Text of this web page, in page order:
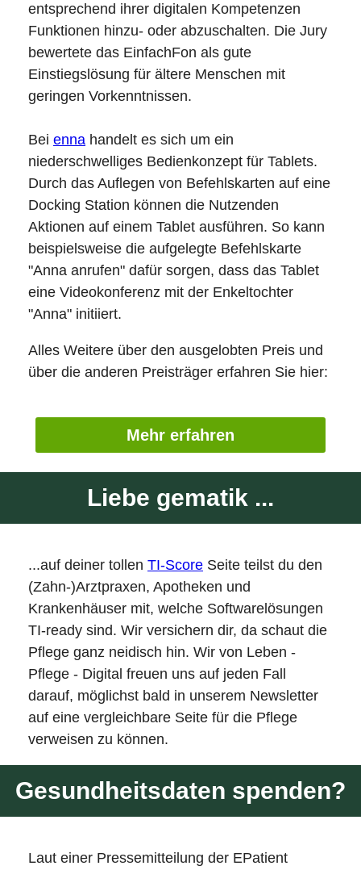
entsprechend ihrer digitalen Kompetenzen
Funktionen hinzu- oder abzuschalten. Die Jury
bewertete das EinfachFon als gute
Einstiegslösung für ältere Menschen mit
geringen Vorkenntnissen.
Bei enna handelt es sich um ein
niederschwelliges Bedienkonzept für Tablets.
Durch das Auflegen von Befehlskarten auf eine
Docking Station können die Nutzenden
Aktionen auf einem Tablet ausführen. So kann
beispielsweise die aufgelegte Befehlskarte
"Anna anrufen" dafür sorgen, dass das Tablet
eine Videokonferenz mit der Enkeltochter
"Anna" initiiert.
Alles Weitere über den ausgelobten Preis und
über die anderen Preisträger erfahren Sie hier:
Mehr erfahren
Liebe gematik ...
...auf deiner tollen TI-Score Seite teilst du den
(Zahn-)Arztpraxen, Apotheken und
Krankenhäuser mit, welche Softwarelösungen
TI-ready sind. Wir versichern dir, da schaut die
Pflege ganz neidisch hin. Wir von Leben -
Pflege - Digital freuen uns auf jeden Fall
darauf, möglichst bald in unserem Newsletter
auf eine vergleichbare Seite für die Pflege
verweisen zu können.
Gesundheitsdaten spenden?
Laut einer Pressemitteilung der EPatient